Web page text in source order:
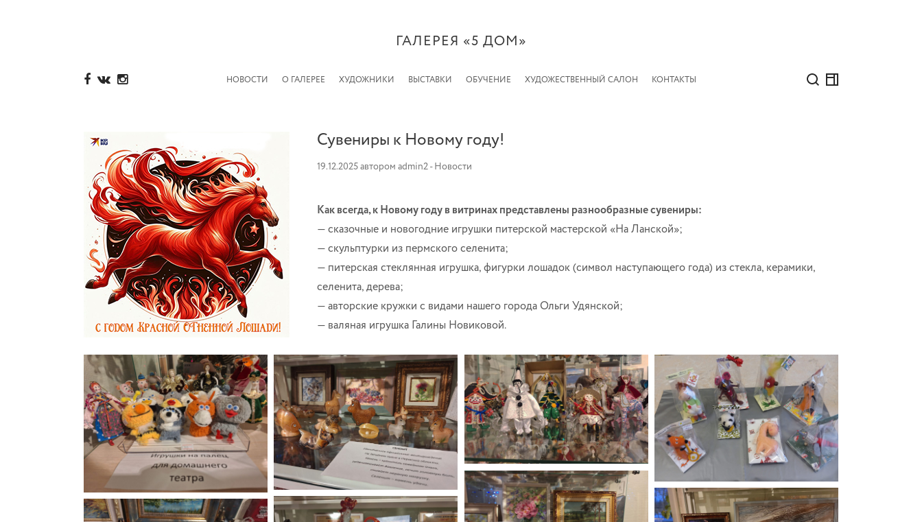
ГАЛЕРЕЯ «5 ДОМ»
НОВОСТИ О ГАЛЕРЕЕ ХУДОЖНИКИ ВЫСТАВКИ ОБУЧЕНИЕ ХУДОЖЕСТВЕННЫЙ САЛОН КОНТАКТЫ
Сувениры к Новому году!
19.12.2025автором admin2-Новости
Как всегда, к Новому году в витринах представлены разнообразные сувениры:
— сказочные и новогодние игрушки питерской мастерской «На Ланской»;
— скульптурки из пермского селенита;
— питерская стеклянная игрушка, фигурки лошадок (символ наступающего года) из стекла, керамики,
селенита, дерева;
— авторские кружки с видами нашего города Ольги Удянской;
— валяная игрушка Галины Новиковой.